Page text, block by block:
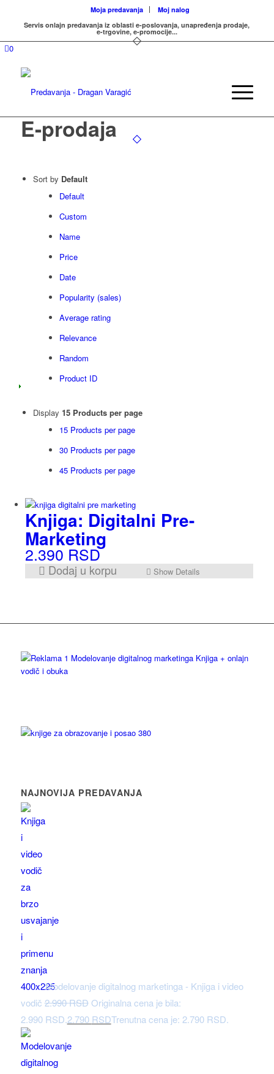
Moja predavanja
Moj nalog
Servis onlajn predavanja iz oblasti e-poslovanja, unapređenja prodaje,
e-trgovine, e-promocije...
0
E-prodaja
Sort by Default
Default
Custom
Name
Price
Date
Popularity (sales)
Average rating
Relevance
Random
Product ID
Display 15 Products per page
15 Products per page
30 Products per page
45 Products per page
Knjiga: Digitalni Pre-
Marketing
2.390 RSD
Dodaj u korpu Show Details
NAJNOVIJA PREDAVANJA
Modelovanje digitalnog marketinga - Knjiga i video
vodič 2.990RSD Originalna cena je bila:
2.990 RSD.2.790 RSDTrenutna cena je: 2.790 RSD.